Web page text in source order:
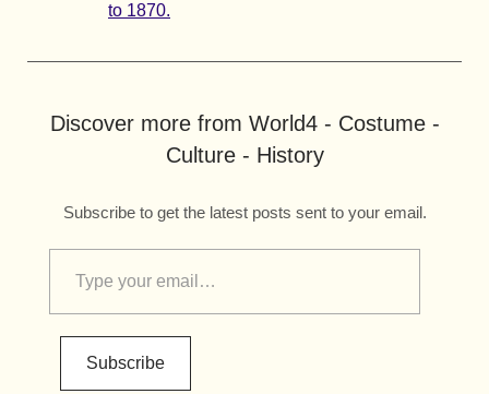
to 1870.
Discover more from World4 - Costume -
Culture - History
Subscribe to get the latest posts sent to your email.
Subscribe